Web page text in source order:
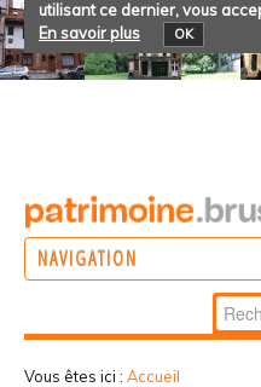
utilisant ce dernier, vous
En savoir plus
OK
NAVIGATION
Vous êtes ici : Accueil